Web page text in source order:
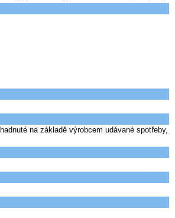
na základě výrobcem udávané spotřeby,